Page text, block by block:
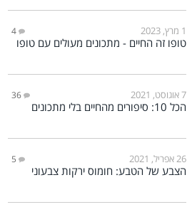
1 מרץ, 2023 4
טופו זה החיים - מתכונים מעולים עם טופו
7 אוגוסט, 2021 36
הכל 10: סיפורים מהחיים בלי מתכונים
26 אפריל, 2021 5
הצבע של הטבע: חומוס ירקות צבעוני